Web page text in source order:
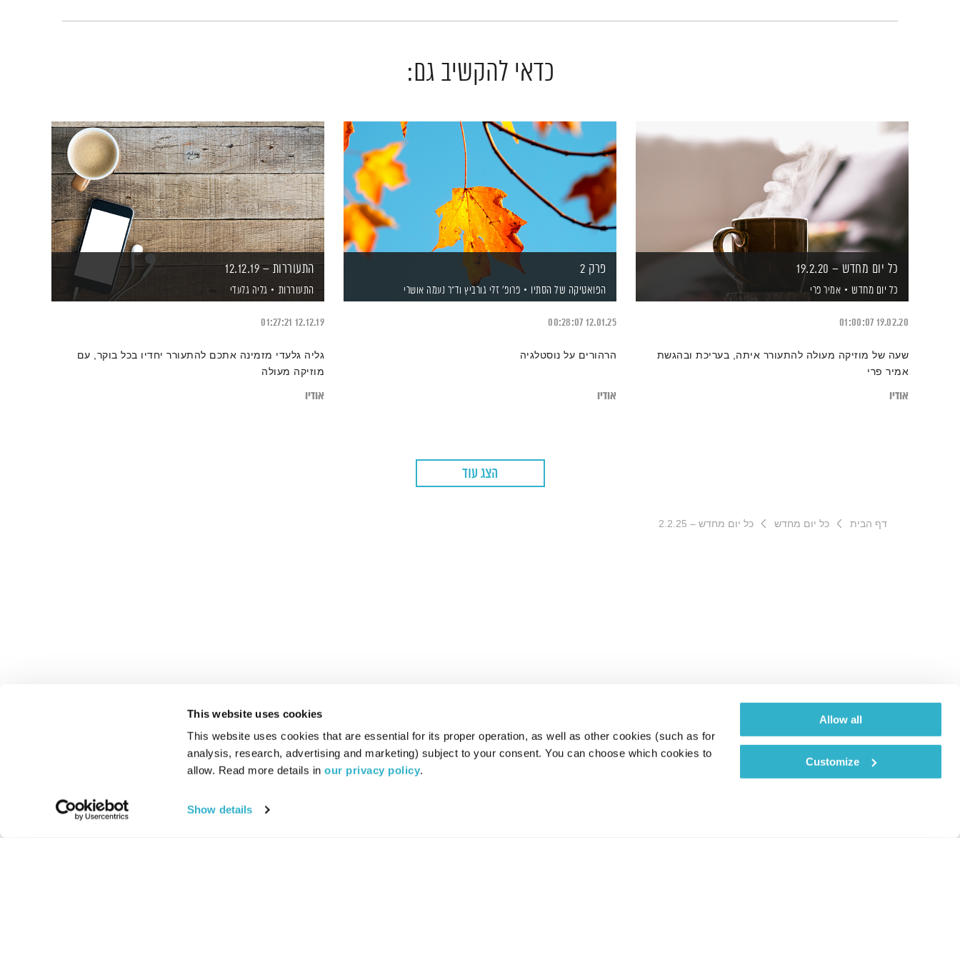
This website uses cookies
This website uses cookies that are essential for its proper operation, as well as other cookies (such as for
analysis, research, advertising and marketing) subject to your consent. You can choose which cookies to
allow. Read more details in our privacy policy.
Show details
Allow all
Customize
כדאי להקשיב גם:
כל יום מחדש – 19.2.20
כל יום מחדש אמיר פרי
19.02.20
01:00:07
שעה של מוזיקה מעולה להתעורר איתה, בעריכת ובהגשת
אמיר פרי
אודיו
פרק 2
הפואטיקה של הסתיו פרופ' זלי גורביץ וד"ר נעמה אושרי
12.01.25
00:28:07
הרהורים על נוסטלגיה
אודיו
התעוררות – 12.12.19
התעוררות גליה גלעדי
12.12.19
01:27:21
גליה גלעדי מזמינה אתכם להתעורר יחדיו בכל בוקר, עם
מוזיקה מעולה
אודיו
הצג עוד
דף הבית כל יום מחדש כל יום מחדש – 2.2.25